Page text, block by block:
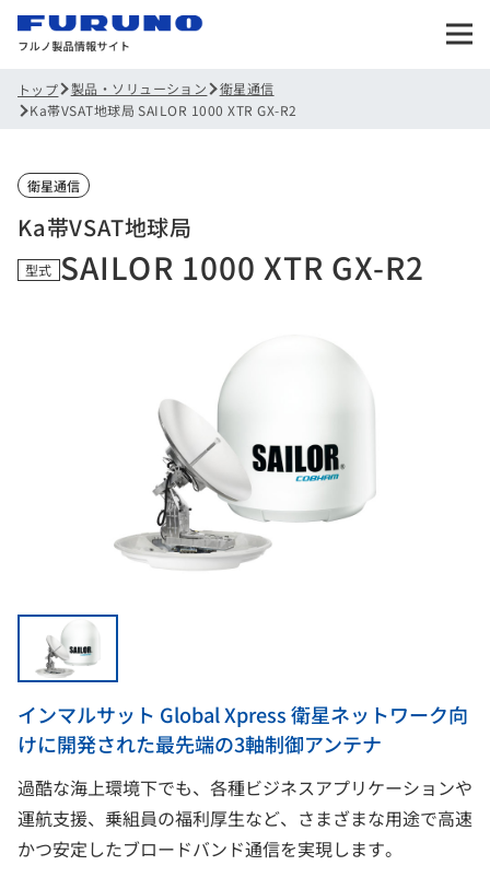
トップ 製品・ソリューション
衛星通信
Ka帯VSAT地球局 SAILOR 1000 XTR GX-R2
衛星通信
Ka帯VSAT地球局
型式 SAILOR 1000 XTR GX-R2
インマルサット Global Xpress 衛星ネットワーク向
けに開発された最先端の3軸制御アンテナ
過酷な海上環境下でも、各種ビジネスアプリケーションや
運航支援、乗組員の福利厚生など、さまざまな用途で高速
かつ安定したブロードバンド通信を実現します。